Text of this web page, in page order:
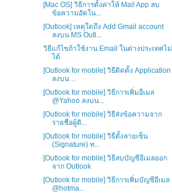
[Mac OS] วิธีการตั้งค่าให้ Mail App ลบ
ข้อความอัตโน...
[Outlook] เหตุใดถึง Add Gmail account
ลงบน MS Outl...
วิธีแก้ไขถ้าใช้งาน Email ในต่างประเทศไม่
ได้
[Outlook for mobile] วิธีติดตั้ง Application
ลงบน ...
[Outlook for mobile] วิธีการเพิ่มอีเมล
@Yahoo ลงบน...
[Outlook for mobile] วิธีส่งข้อความจาก
รายชื่อผู้ติ...
[Outlook for mobile] วิธีตั้งลายเซ็น
(Signature) ท...
[Outlook for mobile] วิธีลบบัญชีอีเมลออก
จาก Outlook
[Outlook for mobile] วิธีการเพิ่มบัญชีอีเมล
@hotma...